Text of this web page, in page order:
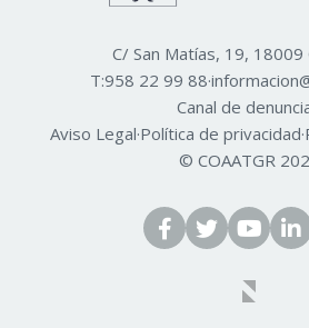
C/ San Matías, 19, 18009
T:958 22 99 88·
Canal de
Aviso Legal·Política de privacidad·
© COAATGR